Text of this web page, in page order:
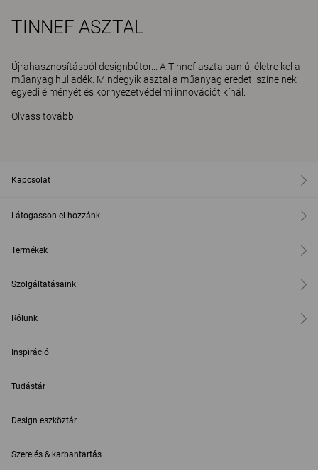
TINNEF ASZTAL
Újrahasznosításból designbútor... A Tinnef asztalban új életre kel a
műanyag hulladék. Mindegyik asztal a műanyag eredeti színeinek
egyedi élményét és környezetvédelmi innovációt kínál.
Olvass tovább
Kapcsolat
Látogasson el hozzánk
Termékek
Szolgáltatásaink
Rólunk
Inspiráció
Tudástár
Design eszköztár
Szerelés & karbantartás